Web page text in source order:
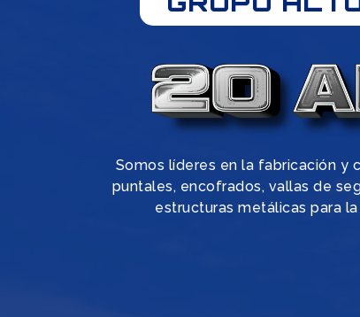
Somos líderes en la fabricación y
puntales, encofrados, vallas de
estructuras metálicas para